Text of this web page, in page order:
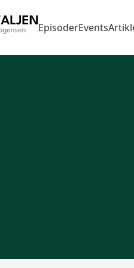
EpisoderEvents